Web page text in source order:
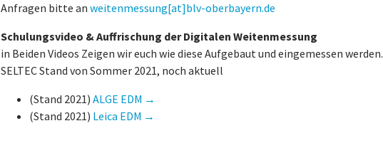
Anfragen bitte an weitenmessung[at]blv-oberbayern.de
Schulungsvideo & Auffrischung der Digitalen Weitenmessung
in Beiden Videos Zeigen wir euch wie diese Aufgebaut und eingemessen werden.
SELTEC Stand von Sommer 2021, noch aktuell
(Stand 2021) ALGE EDM
(Stand 2021) Leica EDM